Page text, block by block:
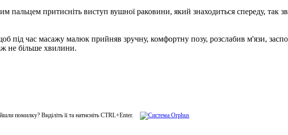
пальцем притисніть виступ вушної раковини, який знаходиться спереду, так
під час масажу малюк прийняв зручну, комфортну позу, розслабив м'язи,
не більше хвилини.
помилку? Виділіть її та натисніть CTRL+Enter.